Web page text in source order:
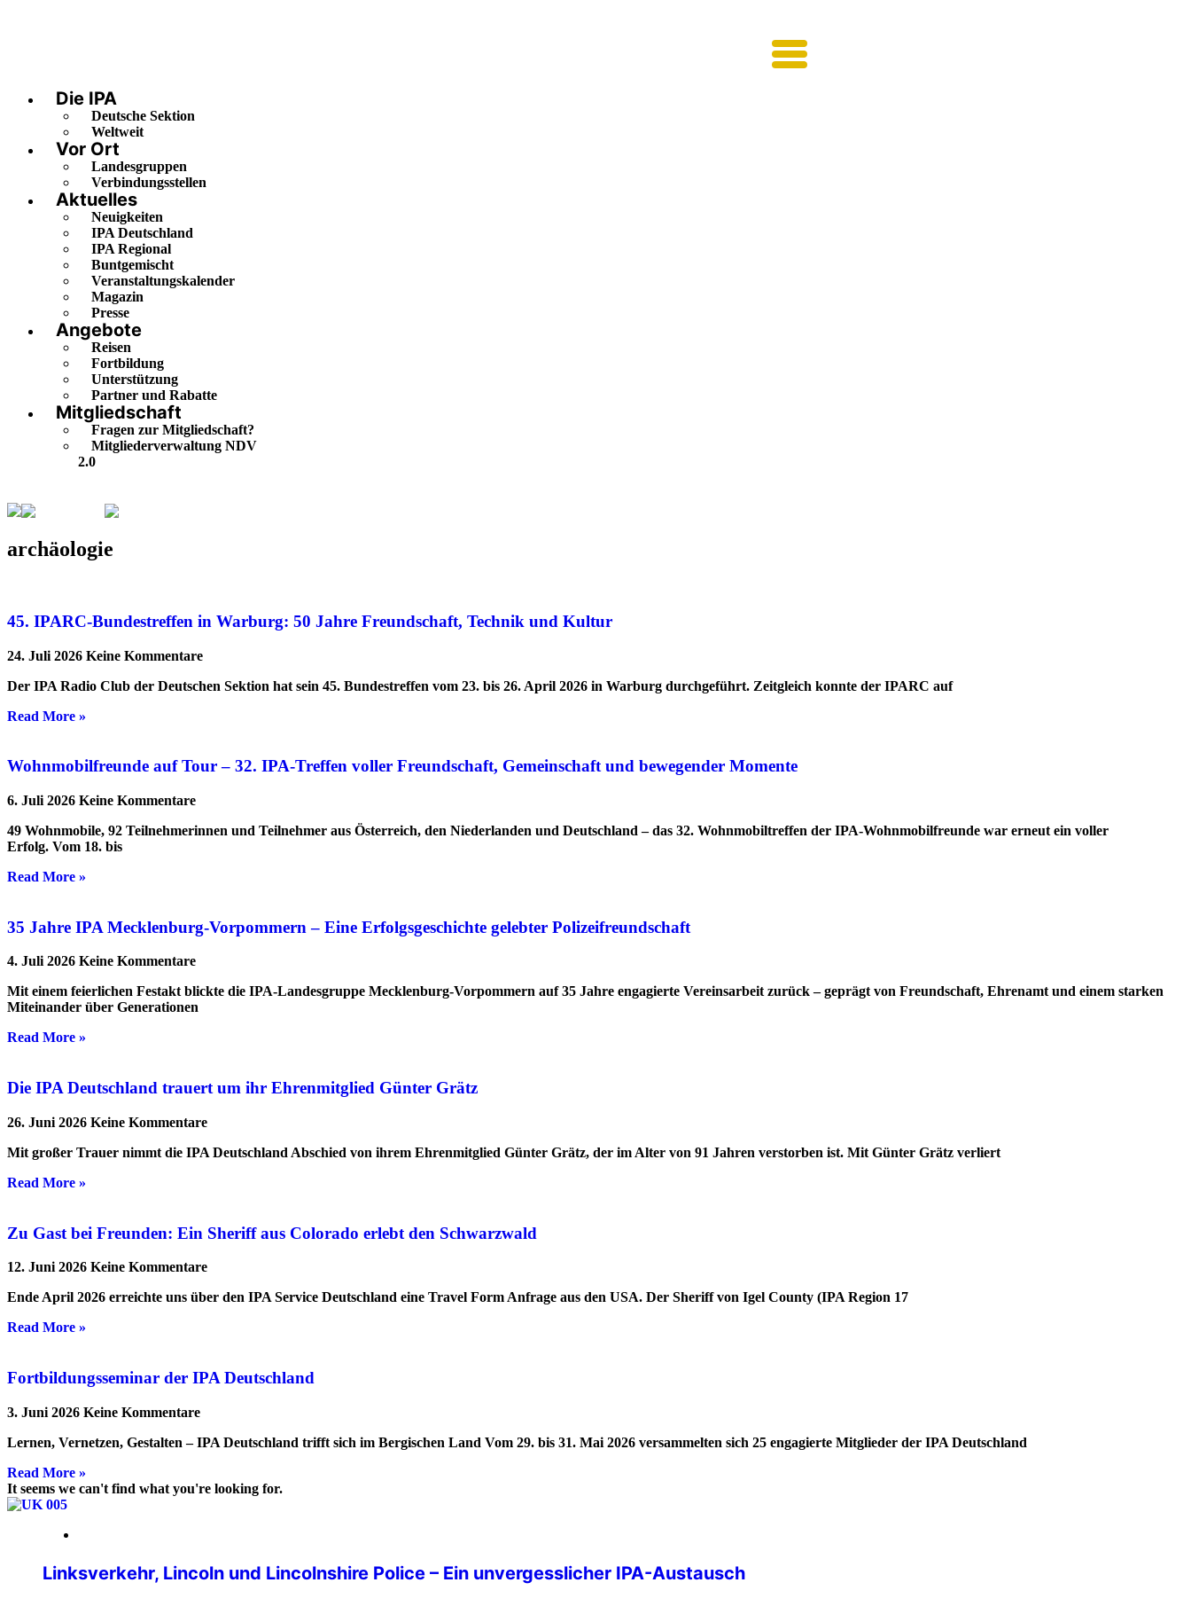
Main
Menu
Die IPA
Deutsche Sektion
Weltweit
Vor Ort
Landesgruppen
Verbindungsstellen
Aktuelles
Neuigkeiten
IPA Deutschland
IPA Regional
Buntgemischt
Veranstaltungskalender
Magazin
Presse
Angebote
Reisen
Fortbildung
Unterstützung
Partner und Rabatte
Mitgliedschaft
Fragen zur Mitgliedschaft?
Mitgliederverwaltung NDV
2.0
archäologie
45. IPARC-Bundestreffen in Warburg: 50 Jahre Freundschaft, Technik und Kultur
24. Juli 2026 Keine Kommentare
Der IPA Radio Club der Deutschen Sektion hat sein 45. Bundestreffen vom 23. bis 26. April 2026 in Warburg durchgeführt. Zeitgleich konnte der IPARC auf
Read More »
Wohnmobilfreunde auf Tour – 32. IPA-Treffen voller Freundschaft, Gemeinschaft und bewegender Momente
6. Juli 2026 Keine Kommentare
49 Wohnmobile, 92 Teilnehmerinnen und Teilnehmer aus Österreich, den Niederlanden und Deutschland – das 32. Wohnmobiltreffen der IPA-Wohnmobilfreunde war erneut ein voller
Erfolg. Vom 18. bis
Read More »
35 Jahre IPA Mecklenburg-Vorpommern – Eine Erfolgsgeschichte gelebter Polizeifreundschaft
4. Juli 2026 Keine Kommentare
Mit einem feierlichen Festakt blickte die IPA-Landesgruppe Mecklenburg-Vorpommern auf 35 Jahre engagierte Vereinsarbeit zurück – geprägt von Freundschaft, Ehrenamt und einem starken
Miteinander über Generationen
Read More »
Die IPA Deutschland trauert um ihr Ehrenmitglied Günter Grätz
26. Juni 2026 Keine Kommentare
Mit großer Trauer nimmt die IPA Deutschland Abschied von ihrem Ehrenmitglied Günter Grätz, der im Alter von 91 Jahren verstorben ist. Mit Günter Grätz verliert
Read More »
Zu Gast bei Freunden: Ein Sheriff aus Colorado erlebt den Schwarzwald
12. Juni 2026 Keine Kommentare
Ende April 2026 erreichte uns über den IPA Service Deutschland eine Travel Form Anfrage aus den USA. Der Sheriff von Igel County (IPA Region 17
Read More »
Fortbildungsseminar der IPA Deutschland
3. Juni 2026 Keine Kommentare
Lernen, Vernetzen, Gestalten – IPA Deutschland trifft sich im Bergischen Land Vom 29. bis 31. Mai 2026 versammelten sich 25 engagierte Mitglieder der IPA Deutschland
Read More »
It seems we can't find what you're looking for.
Linksverkehr, Lincoln und Lincolnshire Police – Ein unvergesslicher IPA-Austausch